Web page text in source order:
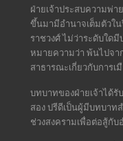
ฝ่ายเจ้าประสบความพ่า
ขึ้นมามีอำนาจเต็มตัวใ
ราชวงศ์ ไม่ว่าระดับใด
หมายความว่า พ้นไปจา
สาธารณะเกี่ยวกับการ
บทบาทของฝ่ายเจ้าได้
สอง ปรีดีเป็นผู้มีบทบาท
ช่วงสงครามเพื่อต่อสู้กั